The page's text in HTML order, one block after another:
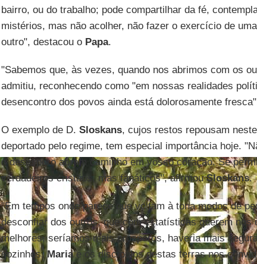
bairro, ou do trabalho; pode compartilhar da fé,
mistérios, mas não acolher, não fazer o exercício de
outro", destacou o Papa.
"Sabemos que, às vezes, quando nos abrimos com os
admitiu, reconhecendo como "em nossas realidades
desencontro dos povos ainda está dolorosamente
O exemplo de D. Sloskans, cujos restos repousam
deportado pelo regime, tem especial importância hoje.
o desespero abram caminho em vosso coração. Se
verdadeiros cristãos, mas fanáticos", afirmouSloskans.
"Em tempos onde parece que voltam à tona modos de
desconfiar dos outros, que com estatísticas querem nos
melhores, seríamos mais prósperos, haveria mais
sozinhos,Mariae os discípulos destas terras nos